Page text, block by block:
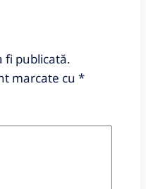
fi publicată.
marcate cu *